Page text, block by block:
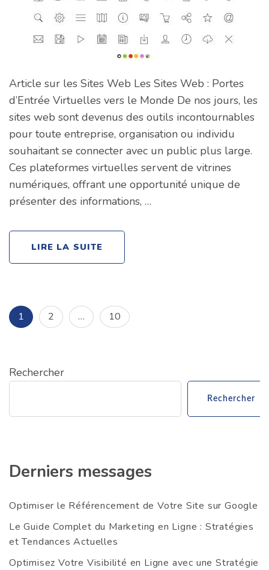
Article sur les Sites Web Les Sites Web : Portes
d’Entrée Virtuelles vers le Monde De nos jours, les
sites web sont devenus des outils incontournables
pour toute entreprise, organisation ou individu
souhaitant se connecter avec un public plus large.
Ces plateformes virtuelles servent de vitrines
numériques, offrant une opportunité unique de
présenter des informations, …
LIRE LA SUITE
Pagination
publications
Page
1 Page
2 … Page
10
Rechercher
Rechercher
Derniers messages
Optimiser le Référencement de Votre Site sur Google
Le Guide Complet du Marketing en Ligne : Stratégies
et Tendances Actuelles
Optimisez Votre Visibilité en Ligne avec une Stratégie